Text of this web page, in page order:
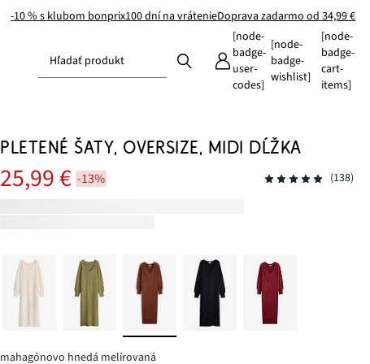
-10 % s klubom bonprix100 dní na vrátenieDoprava zadarmo od 34,99 €
Hľadať produkt
[node-
badge-
user-
codes]
[node-
badge-
wishlist]
[node-
badge-
cart-
items]
PLETENÉ ŠATY, OVERSIZE, MIDI DĹŽKA
25,99 € -13% (138)
mahagónovo hnedá melírovaná